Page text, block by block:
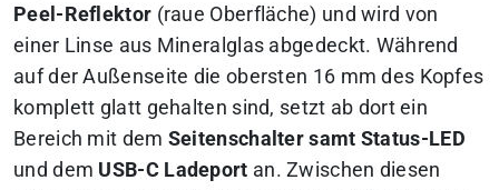
Peel-Reflektor (raue Oberfläche) und wird von
einer Linse aus Mineralglas abgedeckt. Während
auf der Außenseite die obersten 16 mm des Kopfes
komplett glatt gehalten sind, setzt ab dort ein
Bereich mit dem Seitenschalter samt Status-LED
und dem USB-C Ladeport an. Zwischen diesen